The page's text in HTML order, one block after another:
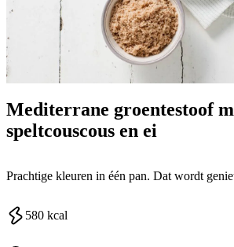
Mediterrane groentestoof
speltcouscous en ei
Prachtige kleuren in één pan. Dat wordt
580 kcal